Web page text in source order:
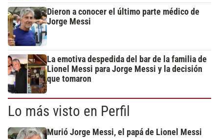
Dieron a conocer el último parte médico de
Jorge Messi
La emotiva despedida del bar de la familia de
Lionel Messi para Jorge Messi y la decisión
que tomaron
Lo más visto en Perfil
Murió Jorge Messi, el papá de Lionel Messi